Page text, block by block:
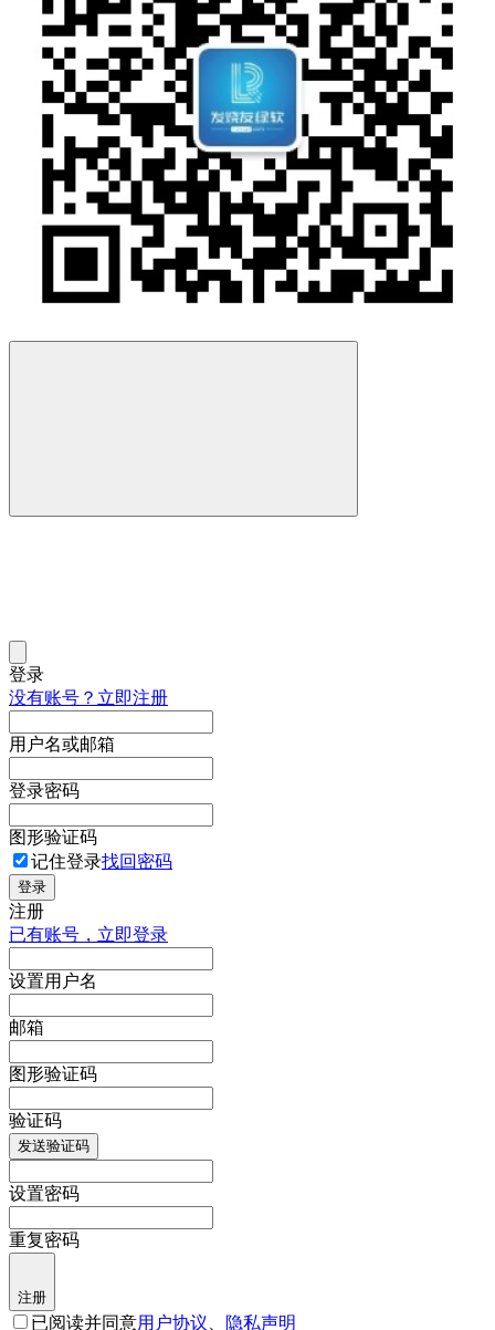
登录
没有账号？立即注册
用户名或邮箱
登录密码
图形验证码
记住登录找回密码
登录
注册
已有账号，立即登录
设置用户名
邮箱
图形验证码
验证码
发送验证码
设置密码
重复密码
注册
已阅读并同意用户协议 隐私声明